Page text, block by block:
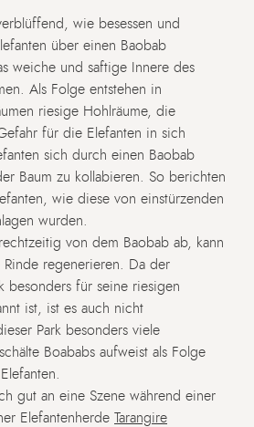
wie besessen und
über einen Baobab
weiche und saftige Innere des
Als Folge entstehen in
riesige Hohlräume, die
für die Elefanten in sich
sich durch einen Baobab
Baum zu kollabieren. So berichten
wie diese von einstürzenden
wurden.
von dem Baobab ab, kann
regenerieren. Da der
besonders für seine riesigen
ist, ist es auch nicht
Park besonders viele
Boababs aufweist als Folge
gut an eine Szene während einer
Elefantenherde Tarangire